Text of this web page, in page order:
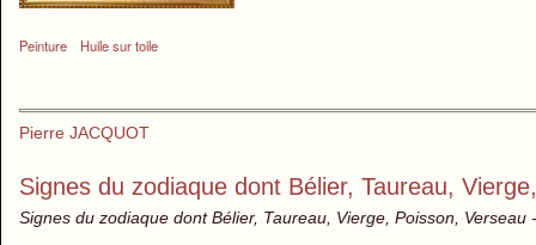
Peinture Huile sur toile
Pierre JACQUOT
Signes du zodiaque dont Bélier, Taureau,
Signes du zodiaque dont Bélier, Taureau, Vierge, Poisson, Verseau